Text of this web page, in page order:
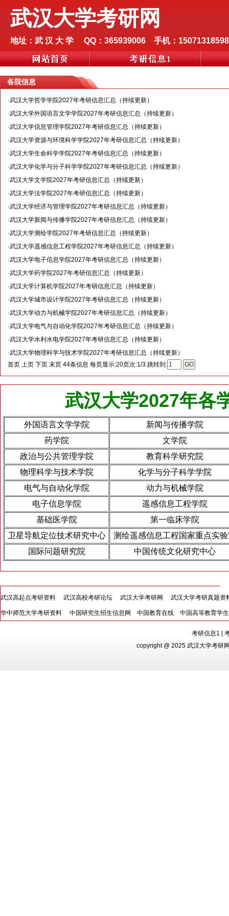
武汉大学考研网
地址：武 汉 大 学 QQ：365939006 手机：15071318598
各院信息
·武汉大学哲学学院2027年考研信息汇总（持续更新）
·武汉大学外国语言文学学院2027年考研信息汇总（持续更新）
·武汉大学信息管理学院2027年考研信息汇总（持续更新）
·武汉大学资源与环境科学学院2027年考研信息汇总（持续更新）
·武汉大学生命科学学院2027年考研信息汇总（持续更新）
·武汉大学化学与分子科学学院2027年考研信息汇总（持续更新）
·武汉大学文学院2027年考研信息汇总（持续更新）
·武汉大学法学院2027年考研信息汇总（持续更新）
·武汉大学经济与管理学院2027年考研信息汇总（持续更新）
·武汉大学新闻与传播学院2027年考研信息汇总（持续更新）
·武汉大学测绘学院2027年考研信息汇总（持续更新）
·武汉大学遥感信息工程学院2027年考研信息汇总（持续更新）
·武汉大学电子信息学院2027年考研信息汇总（持续更新）
·武汉大学药学院2027年考研信息汇总（持续更新）
·武汉大学计算机学院2027年考研信息汇总（持续更新）
·武汉大学城市设计学院2027年考研信息汇总（持续更新）
·武汉大学动力与机械学院2027年考研信息汇总（持续更新）
·武汉大学电气与自动化学院2027年考研信息汇总（持续更新）
·武汉大学水利水电学院2027年考研信息汇总（持续更新）
·武汉大学物理科学与技术学院2027年考研信息汇总（持续更新）
首页 上页 下页 末页 44条信息 每页显示:20页次:1/3 跳转到:
武汉大学2027年各
外国语言文学学院
新闻与传播学院
药学院
文学院
政治与公共管理学院
教育科学研究院
物理科学与技术学院
化学与分子科学学院
电气与自动化学院
动力与机械学院
电子信息学院
遥感信息工程学院
基础医学院
第一临床学院
卫星导航定位技术研究中心
测绘遥感信息工程国家重点实
国际问题研究院
中国传统文化研究中心
武汉高起点考研资料 武汉高校考研论坛 武汉大学考研网 武汉大学考研真题资
华中师范大学考研资料 中国研究生招生信息网 中国教育在线 中国高等教育学
考研信息1
copyright @ 2025 武汉大学考研